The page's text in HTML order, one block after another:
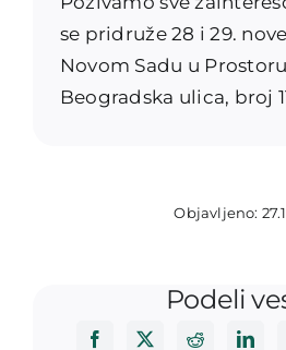
se pridruže 28 i 29.
Novom Sadu u
Beogradska ulica, broj
Objavljeno:
Podeli